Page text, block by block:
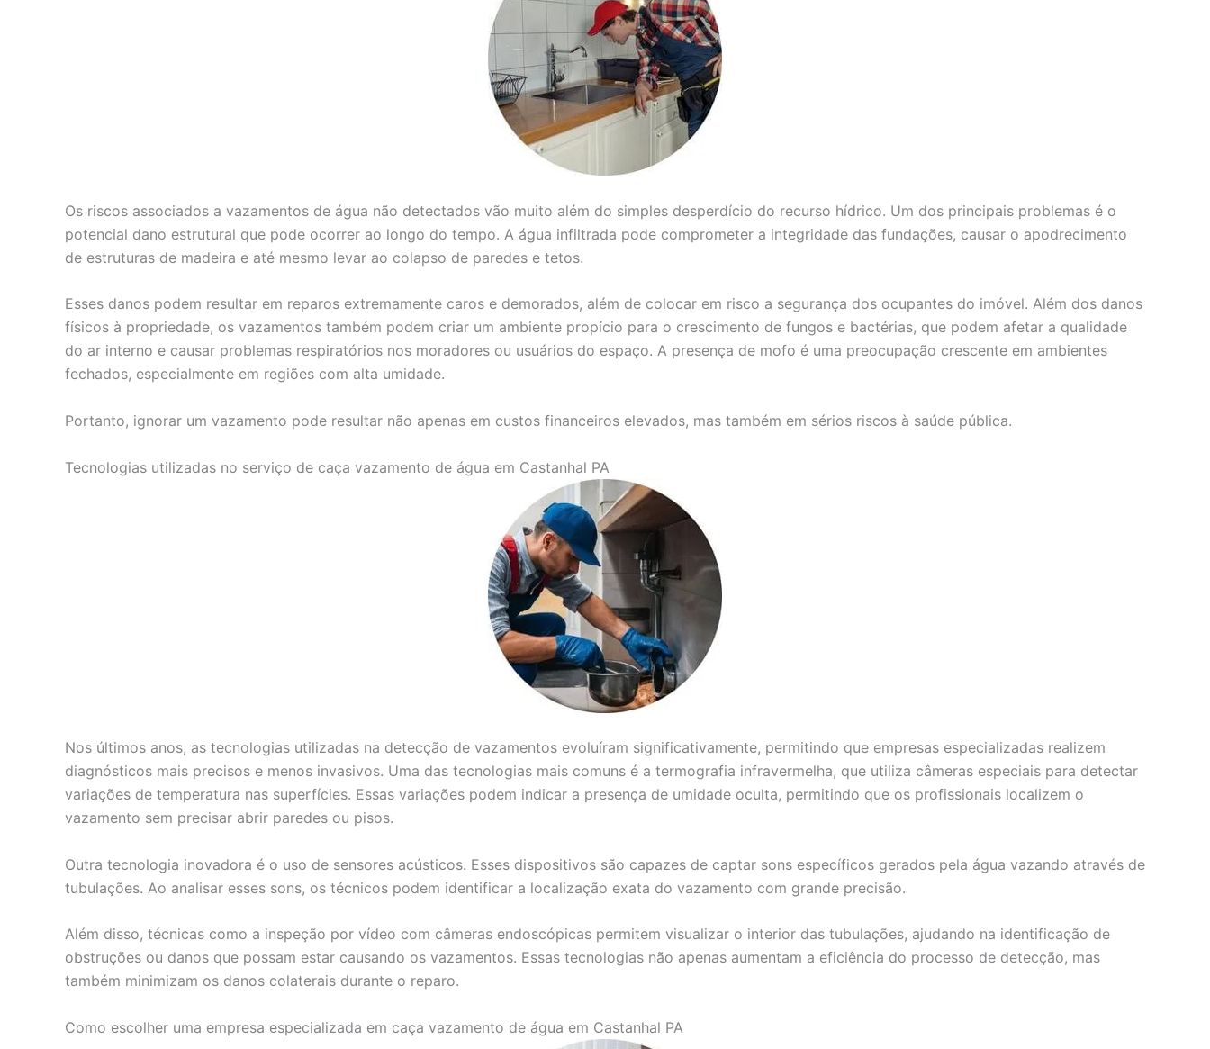
Os riscos associados a vazamentos de água não detectados vão muito além do simples desperdício do recurso hídrico. Um dos principais problemas é o
potencial dano estrutural que pode ocorrer ao longo do tempo. A água infiltrada pode comprometer a integridade das fundações, causar o apodrecimento
de estruturas de madeira e até mesmo levar ao colapso de paredes e tetos.
Esses danos podem resultar em reparos extremamente caros e demorados, além de colocar em risco a segurança dos ocupantes do imóvel. Além dos danos
físicos à propriedade, os vazamentos também podem criar um ambiente propício para o crescimento de fungos e bactérias, que podem afetar a qualidade
do ar interno e causar problemas respiratórios nos moradores ou usuários do espaço. A presença de mofo é uma preocupação crescente em ambientes
fechados, especialmente em regiões com alta umidade.
Portanto, ignorar um vazamento pode resultar não apenas em custos financeiros elevados, mas também em sérios riscos à saúde pública.
Tecnologias utilizadas no serviço de caça vazamento de água em Castanhal PA
Nos últimos anos, as tecnologias utilizadas na detecção de vazamentos evoluíram significativamente, permitindo que empresas especializadas realizem
diagnósticos mais precisos e menos invasivos. Uma das tecnologias mais comuns é a termografia infravermelha, que utiliza câmeras especiais para detectar
variações de temperatura nas superfícies. Essas variações podem indicar a presença de umidade oculta, permitindo que os profissionais localizem o
vazamento sem precisar abrir paredes ou pisos.
Outra tecnologia inovadora é o uso de sensores acústicos. Esses dispositivos são capazes de captar sons específicos gerados pela água vazando através de
tubulações. Ao analisar esses sons, os técnicos podem identificar a localização exata do vazamento com grande precisão.
Além disso, técnicas como a inspeção por vídeo com câmeras endoscópicas permitem visualizar o interior das tubulações, ajudando na identificação de
obstruções ou danos que possam estar causando os vazamentos. Essas tecnologias não apenas aumentam a eficiência do processo de detecção, mas
também minimizam os danos colaterais durante o reparo.
Como escolher uma empresa especializada em caça vazamento de água em Castanhal PA